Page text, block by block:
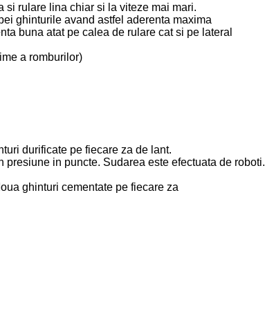
si rulare lina chiar si la viteze mai mari.
ghinturile avand astfel aderenta maxima
buna atat pe calea de rulare cat si pe lateral
a romburilor)
durificate pe fiecare za de lant.
in puncte. Sudarea este efectuata de roboti.
ghinturi cementate pe fiecare za